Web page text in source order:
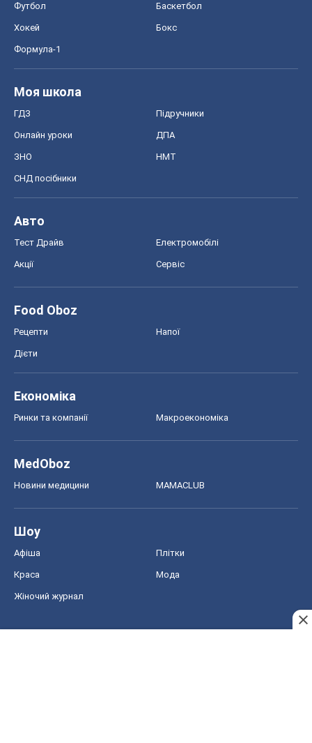
Футбол Баскетбол
Хокей Бокс
Формула-1
Моя школа
ГДЗ Підручники
Онлайн уроки ДПА
ЗНО НМТ
СНД посібники
Авто
Тест Драйв Електромобілі
Акції Сервіс
Food Oboz
Рецепти Напої
Дієти
Економіка
Ринки та компанії Макроекономіка
MedOboz
Новини медицини MAMACLUB
Шоу
Афіша Плітки
Краса Мода
Жіночий журнал